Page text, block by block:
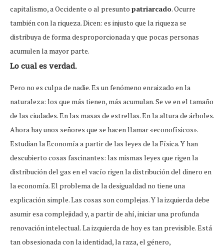
capitalismo, a Occidente o al presunto patriarcado. Ocurre
también con la riqueza. Dicen: es injusto que la riqueza se
distribuya de forma desproporcionada y que pocas personas
acumulen la mayor parte.
Lo cual es verdad.
Pero no es culpa de nadie. Es un fenómeno enraizado en la
naturaleza: los que más tienen, más acumulan. Se ve en el tamaño
de las ciudades. En las masas de estrellas. En la altura de árboles.
Ahora hay unos señores que se hacen llamar «econofísicos».
Estudian la Economía a partir de las leyes de la Física. Y han
descubierto cosas fascinantes: las mismas leyes que rigen la
distribución del gas en el vacío rigen la distribución del dinero en
la economía. El problema de la desigualdad no tiene una
explicación simple. Las cosas son complejas. Y la izquierda debe
asumir esa complejidad y, a partir de ahí, iniciar una profunda
renovación intelectual. La izquierda de hoy es tan previsible. Está
tan obsesionada con la identidad, la raza, el género,